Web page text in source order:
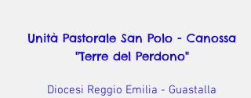
Unità Pastorale San Polo - Canossa
"Terre del Perdono"
Diocesi Reggio Emilia - Guastalla